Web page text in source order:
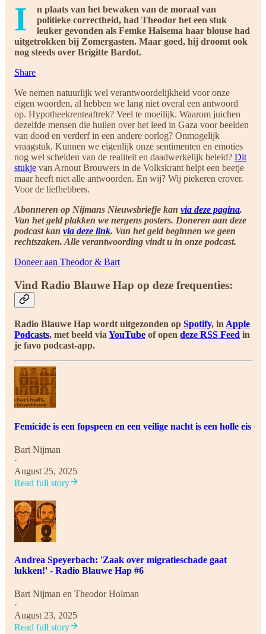
I
n plaats van het bewaken van de moraal van
politieke correctheid, had Theodor het een stuk
leuker gevonden als Femke Halsema haar blouse had
uitgetrokken bij Zomergasten. Maar goed, hij droomt ook
nog steeds over Brigitte Bardot.
Share
We nemen natuurlijk wel verantwoordelijkheid voor onze
eigen woorden, al hebben we lang niet overal een antwoord
op. Hypotheekrenteaftrek? Veel te moeilijk. Waarom juichen
dezelfde mensen die huilen over het leed in Gaza voor beelden
van dood en verderf in een andere oorlog? Onmogelijk
vraagstuk. Kunnen we eigenlijk onze sentimenten en emoties
nog wel scheiden van de realiteit en daadwerkelijk beleid? Dit
stukje van Arnout Brouwers in de Volkskrant helpt een beetje
maar heeft niet alle antwoorden. En wij? Wij piekeren erover.
Voor de liefhebbers.
Abonneren op Nijmans Nieuwsbriefje kan via deze pagina.
Van het geld plakken we nergens posters. Doneren aan deze
podcast kan via deze link. Van het geld beginnen we geen
rechtszaken. Alle verantwoording vindt u in onze podcast.
Doneer aan Theodor & Bart
Vind Radio Blauwe Hap op deze frequenties:
Radio Blauwe Hap wordt uitgezonden op Spotify, in Apple
Podcasts, met beeld via YouTube of open deze RSS Feed in
je favo podcast-app.
Femicide is een fopspeen en een veilige nacht is een holle eis
Bart Nijman
·
August 25, 2025
Read full story
Andrea Speyerbach: 'Zaak over migratieschade gaat
lukken!' - Radio Blauwe Hap #6
Bart Nijman en Theodor Holman
·
August 23, 2025
Read full story